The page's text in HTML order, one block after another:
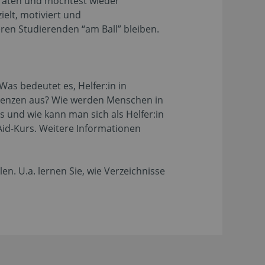
motiviert und
Studierenden “am Ball” bleiben.
bedeutet es, Helfer:in in
aus? Wie werden Menschen in
wie kann man sich als Helfer:in
Kurs. Weitere Informationen
U.a. lernen Sie, wie Verzeichnisse